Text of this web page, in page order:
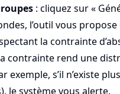
: cliquez sur «
l’outil vous propose
la contrainte
contrainte rend une
exemple, s’il n’existe
le système vous alerte.